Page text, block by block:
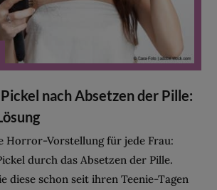
nach Absetzen der Pille:
Horror-Vorstellung für jede Frau:
durch das Absetzen der Pille.
diese schon seit ihren Teenie-Tagen